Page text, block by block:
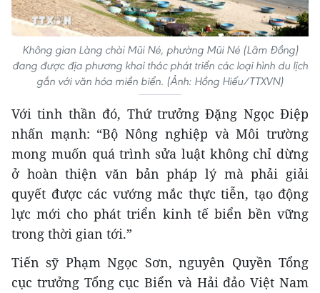
Không gian Làng chài Mũi Né, phường Mũi Né (Lâm Đồng)
đang được địa phương khai thác phát triển các loại hình du lịch
gắn với văn hóa miền biển. (Ảnh: Hồng Hiếu/TTXVN)
Với tinh thần đó, Thứ trưởng Đặng Ngọc Điệp
nhấn mạnh: “Bộ Nông nghiệp và Môi trường
mong muốn quá trình sửa luật không chỉ dừng
ở hoàn thiện văn bản pháp lý mà phải giải
quyết được các vướng mắc thực tiễn, tạo động
lực mới cho phát triển kinh tế biển bền vững
trong thời gian tới.”
Tiến sỹ Phạm Ngọc Sơn, nguyên Quyền Tổng
cục trưởng Tổng cục Biển và Hải đảo Việt Nam